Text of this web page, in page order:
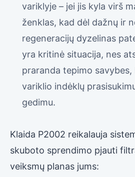
variklyje – jei jis kyla virš
ženklas, kad dėl dažnų ir
regeneracijų dyzelinas
yra kritinė situacija, nes
praranda tepimo savybes,
variklio indėklų
gedimu.
Klaida P2002 reikalauja
skuboto sprendimo pjauti
veiksmų planas jums: